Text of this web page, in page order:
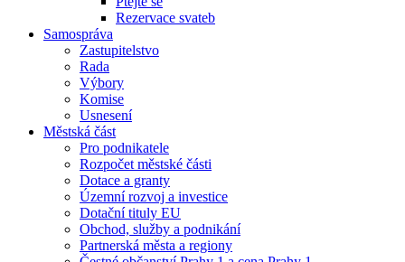
Rezervace svateb
Samospráva
Zastupitelstvo
Rada
Výbory
Komise
Usnesení
Městská část
Pro podnikatele
Rozpočet městské části
Dotace a granty
Územní rozvoj a investice
Dotační tituly EU
Obchod, služby a podnikání
Partnerská města a regiony